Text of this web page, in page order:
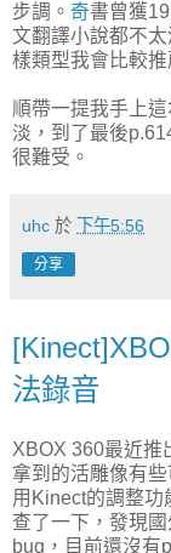
步調。 奇書曾獲
文翻譯小說都不
樣類型我會比較
順帶一提我手上
淡，到了最後
很難受。
uhc 於 下午5:56
分享
法錄音
XBOX 360最近推
拿到的活雕像有
用Kinect的調整功
查了一下，發現
bug，目前還沒有